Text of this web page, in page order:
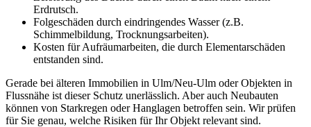
Erdrutsch.
Folgeschäden durch eindringendes Wasser (z.B.
Schimmelbildung, Trocknungsarbeiten).
Kosten für Aufräumarbeiten, die durch Elementarschäden
entstanden sind.
Gerade bei älteren Immobilien in Ulm/Neu-Ulm oder Objekten in
Flussnähe ist dieser Schutz unerlässlich. Aber auch Neubauten
können von Starkregen oder Hanglagen betroffen sein. Wir prüfen
für Sie genau, welche Risiken für Ihr Objekt relevant sind.